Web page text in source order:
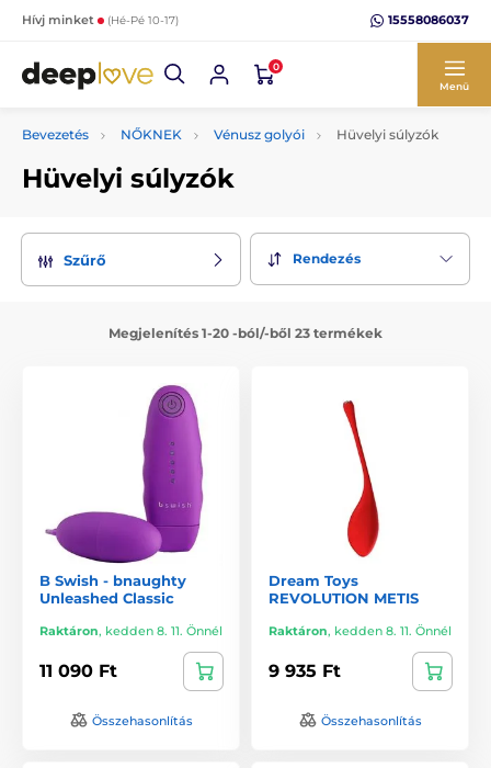
Hívj minket (Hé-Pé 10-17) 15558086037
0
Menü
Bevezetés NŐKNEK Vénusz golyói Hüvelyi súlyzók
Hüvelyi súlyzók
Szűrő Rendezés
Megjelenítés 1-20 -ból/-ből 23 termékek
B Swish - bnaughty
Unleashed Classic
Raktáron, kedden 8. 11. Önnél
11 090 Ft
Összehasonlítás
Dream Toys
REVOLUTION METIS
Raktáron, kedden 8. 11. Önnél
9 935 Ft
Összehasonlítás